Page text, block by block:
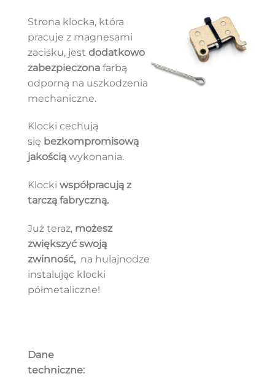
Strona klocka, która
pracuje z magnesami
zacisku, jest dodatkowo
zabezpieczona farbą
odporną na uszkodzenia
mechaniczne.
Klocki cechują
się bezkompromisową
jakością wykonania.
Klocki współpracują z
tarczą fabryczną.
Już teraz, możesz
zwiększyć swoją
zwinność, na hulajnodze
instalując klocki
półmetaliczne!
Dane
techniczne: